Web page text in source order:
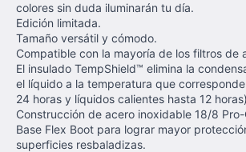
colores sin duda iluminarán tu día.
Edición limitada.
Tamaño versátil y cómodo.
Compatible con la mayoría de los filtros de
El insulado TempShield™ elimina la
el líquido a la temperatura que
24 horas y líquidos calientes hasta 12
Construcción de acero inoxidable 18/8 Pro-
Base Flex Boot para lograr mayor
superficies resbaladizas.